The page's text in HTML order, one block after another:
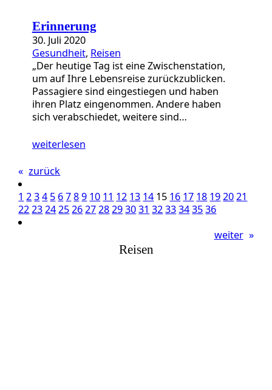
Erinnerung
30. Juli 2020
Gesundheit, Reisen
„Der heutige Tag ist eine Zwischenstation,
um auf Ihre Lebensreise zurückzublicken.
Passagiere sind eingestiegen und haben
ihren Platz eingenommen. Andere haben
sich verabschiedet, weitere sind…
weiterlesen
« zurück
1 234 5 6789 10 11 12 13 14 15 16 17 18 192021
22232425262728293031 3233343536
weiter »
Reisen